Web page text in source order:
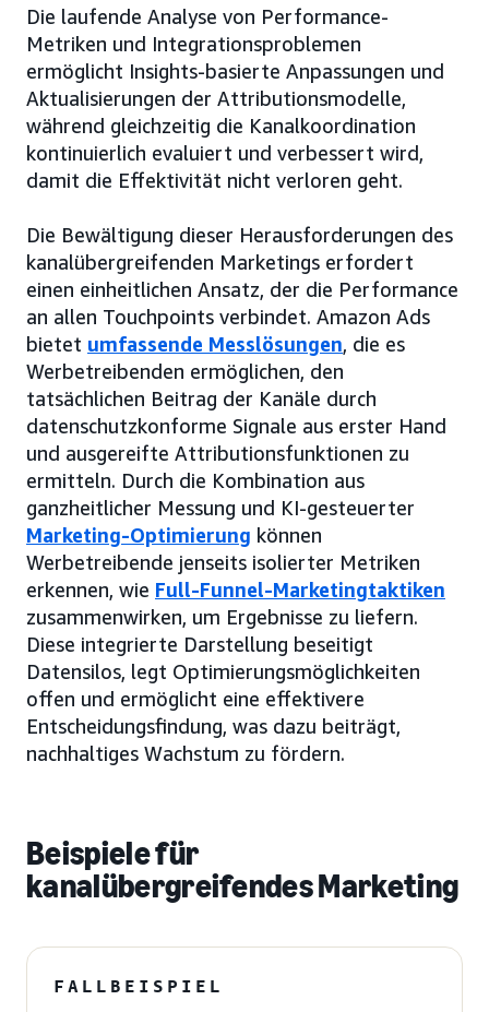
Die laufende Analyse von Performance-
Metriken und Integrationsproblemen
ermöglicht Insights-basierte Anpassungen und
Aktualisierungen der Attributionsmodelle,
während gleichzeitig die Kanalkoordination
kontinuierlich evaluiert und verbessert wird,
damit die Effektivität nicht verloren geht.
Die Bewältigung dieser Herausforderungen des
kanalübergreifenden Marketings erfordert
einen einheitlichen Ansatz, der die Performance
an allen Touchpoints verbindet. Amazon Ads
bietet umfassende Messlösungen, die es
Werbetreibenden ermöglichen, den
tatsächlichen Beitrag der Kanäle durch
datenschutzkonforme Signale aus erster Hand
und ausgereifte Attributionsfunktionen zu
ermitteln. Durch die Kombination aus
ganzheitlicher Messung und KI-gesteuerter
Marketing-Optimierung können
Werbetreibende jenseits isolierter Metriken
erkennen, wie Full-Funnel-Marketingtaktiken
zusammenwirken, um Ergebnisse zu liefern.
Diese integrierte Darstellung beseitigt
Datensilos, legt Optimierungsmöglichkeiten
offen und ermöglicht eine effektivere
Entscheidungsfindung, was dazu beiträgt,
nachhaltiges Wachstum zu fördern.
Beispiele für
kanalübergreifendes Marketing
FALLBEISPIEL